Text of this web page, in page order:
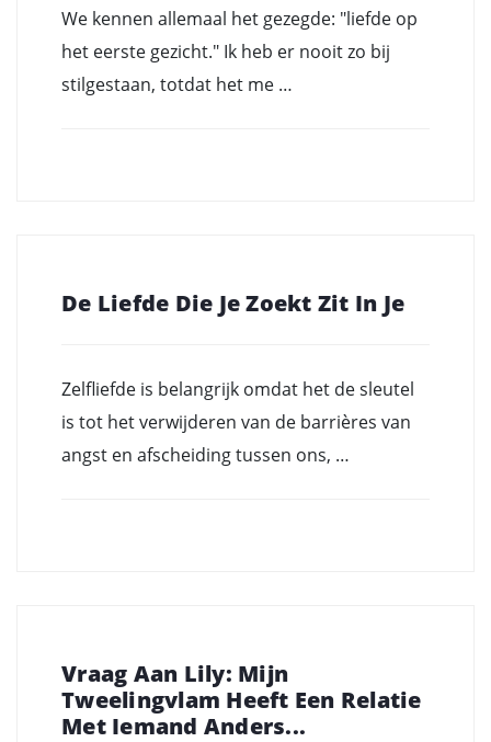
We kennen allemaal het gezegde: "liefde op
het eerste gezicht." Ik heb er nooit zo bij
stilgestaan, totdat het me …
De Liefde Die Je Zoekt Zit In Je
Zelfliefde is belangrijk omdat het de sleutel
is tot het verwijderen van de barrières van
angst en afscheiding tussen ons, …
Vraag Aan Lily: Mijn
Tweelingvlam Heeft Een Relatie
Met Iemand Anders...